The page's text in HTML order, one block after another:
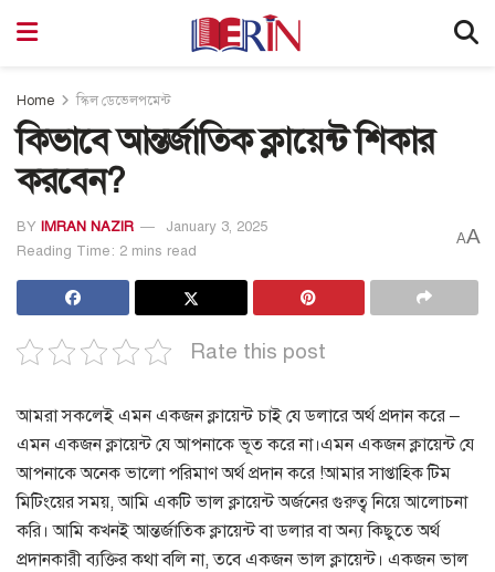
Home স্কিল ডেভেলপমেন্ট
কিভাবে আন্তর্জাতিক ক্লায়েন্ট শিকার
করবেন?
BY IMRAN NAZIR
January 3, 2025
Reading Time: 2 mins read
AA
Rate this post
আমরা সকলেই এমন একজন ক্লায়েন্ট চাই যে ডলারে অর্থ প্রদান করে –
এমন একজন ক্লায়েন্ট যে আপনাকে ভূত করে না।এমন একজন ক্লায়েন্ট যে
আপনাকে অনেক ভালো পরিমাণ অর্থ প্রদান করে !আমার সাপ্তাহিক টিম
মিটিংয়ের সময়, আমি একটি ভাল ক্লায়েন্ট অর্জনের গুরুত্ব নিয়ে আলোচনা
করি।আমি কখনই আন্তর্জাতিক ক্লায়েন্ট বা ডলার বা অন্য কিছুতে অর্থ
প্রদানকারী ব্যক্তির কথা বলি না, তবে একজন ভাল ক্লায়েন্ট। একজন ভাল